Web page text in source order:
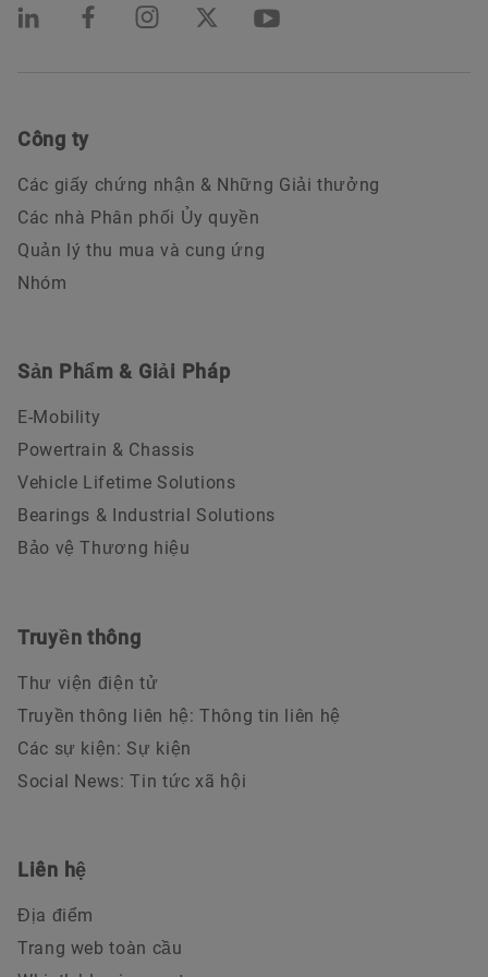
Công ty
Các giấy chứng nhận & Những Giải thưởng
Các nhà Phân phối Ủy quyền
Quản lý thu mua và cung ứng
Nhóm
Sản Phẩm & Giải Pháp
E-Mobility
Powertrain & Chassis
Vehicle Lifetime Solutions
Bearings & Industrial Solutions
Bảo vệ Thương hiệu
Truyền thông
Thư viện điện tử
Truyền thông liên hệ: Thông tin liên hệ
Các sự kiện: Sự kiện
Social News: Tin tức xã hội
Liên hệ
Địa điểm
Trang web toàn cầu